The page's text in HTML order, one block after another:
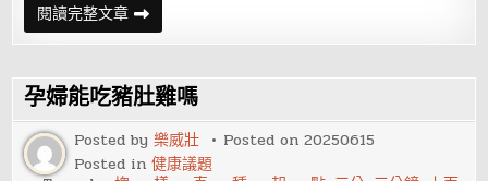
閱讀完整文章百
香
果
麼
吃？
百
香
果
的
食
孕婦能吃豬肚雞嗎
Posted by樂威壯 Posted on20250615
Posted in健康議題